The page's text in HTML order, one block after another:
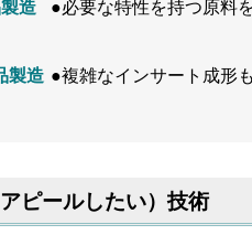
造
●必要な特性を持つ原料
製造 ●複雑なインサート成形
ピールしたい）技術